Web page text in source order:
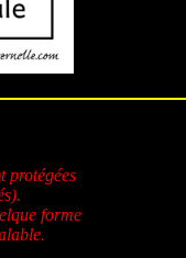
protégées
forme